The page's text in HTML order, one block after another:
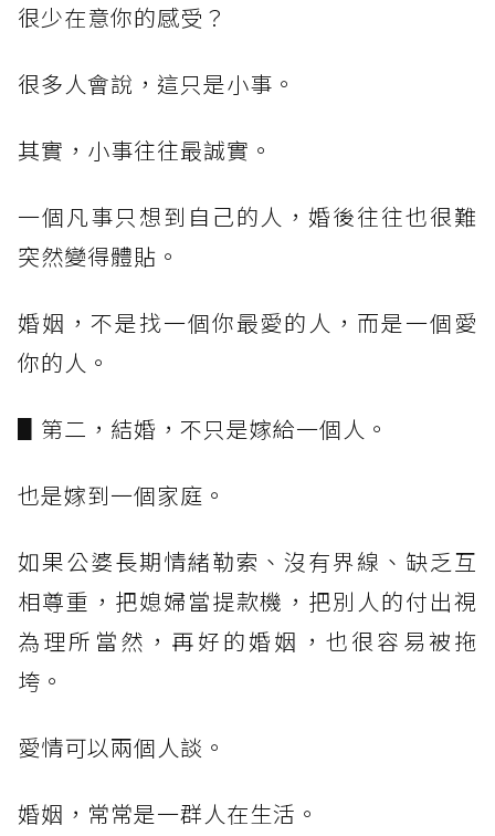
很少在意你的感受？
很多人會說，這只是小事。
其實，小事往往最誠實。
一個凡事只想到自己的人，婚後往往也很難
突然變得體貼。
婚姻，不是找一個你最愛的人，而是一個愛
你的人。
▋第二，結婚，不只是嫁給一個人。
也是嫁到一個家庭。
如果公婆長期情緒勒索、沒有界線、缺乏互
相尊重，把媳婦當提款機，把別人的付出視
為理所當然，再好的婚姻，也很容易被拖
垮。
愛情可以兩個人談。
婚姻，常常是一群人在生活。